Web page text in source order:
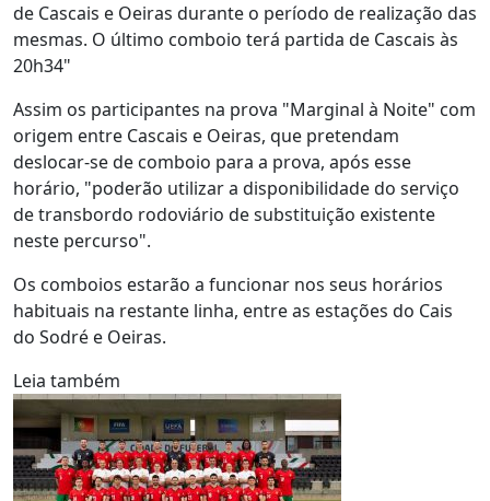
de Cascais e Oeiras durante o período de realização das
mesmas. O último comboio terá partida de Cascais às
20h34"
Assim os participantes na prova "Marginal à Noite" com
origem entre Cascais e Oeiras, que pretendam
deslocar-se de comboio para a prova, após esse
horário, "poderão utilizar a disponibilidade do serviço
de transbordo rodoviário de substituição existente
neste percurso".
Os comboios estarão a funcionar nos seus horários
habituais na restante linha, entre as estações do Cais
do Sodré e Oeiras.
Leia também